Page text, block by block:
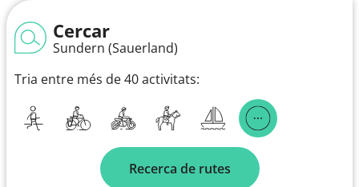
Cercar
Sundern (Sauerland)
Tria entre més de 40 activitats:
Recerca de rutes